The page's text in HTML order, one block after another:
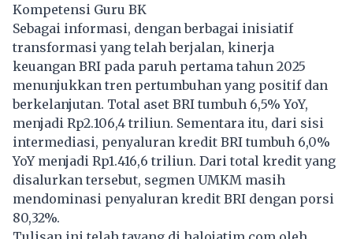
Kompetensi Guru BK
Sebagai informasi, dengan berbagai inisiatif
transformasi yang telah berjalan, kinerja
keuangan BRI pada paruh pertama tahun 2025
menunjukkan tren pertumbuhan yang positif dan
berkelanjutan. Total aset BRI tumbuh 6,5% YoY,
menjadi Rp2.106,4 triliun. Sementara itu, dari sisi
intermediasi, penyaluran kredit BRI tumbuh 6,0%
YoY menjadi Rp1.416,6 triliun. Dari total kredit yang
disalurkan tersebut, segmen UMKM masih
mendominasi penyaluran kredit BRI dengan porsi
80,32%.